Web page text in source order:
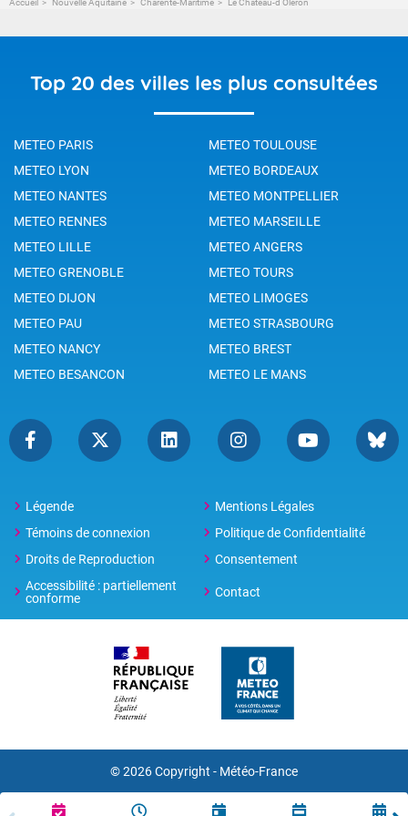
Top 20 des villes les plus consultées
METEO PARIS
METEO TOULOUSE
METEO LYON
METEO BORDEAUX
METEO NANTES
METEO MONTPELLIER
METEO RENNES
METEO MARSEILLE
METEO LILLE
METEO ANGERS
METEO GRENOBLE
METEO TOURS
METEO DIJON
METEO LIMOGES
METEO PAU
METEO STRASBOURG
METEO NANCY
METEO BREST
METEO BESANCON
METEO LE MANS
Légende
Mentions Légales
Témoins de connexion
Politique de Confidentialité
Droits de Reproduction
Consentement
Accessibilité : partiellement
conforme
Contact
© 2026 Copyright - Météo-France